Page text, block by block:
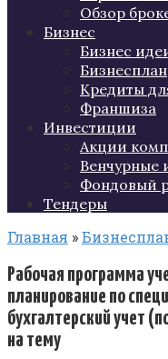
Обзор
Бизнес
Бизнес
Бизнесплан
Кредиты
Франшиза
Инвестиции
Акции
Венчурные
Фондовый
Тендеры
Главная »
Рабочая программа
планирование по
бухгалтерский учет
на тему